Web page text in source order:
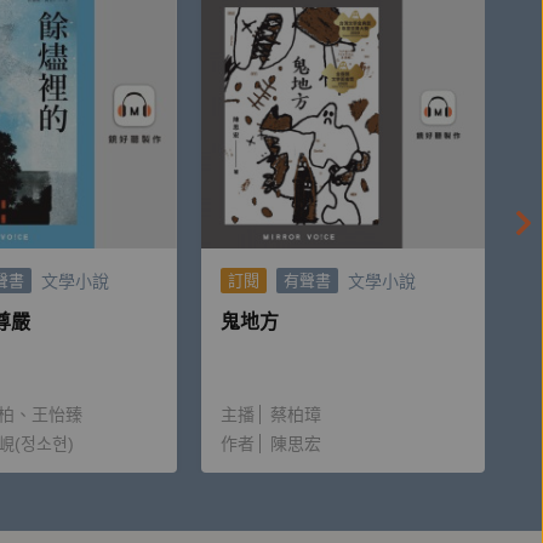
那麼不喜歡自己。」、「妳也太否定自己了
也和正在讀此書的你對談。我佩服璽恩如此誠實檢
有句話和你說：
書 文學小說
嚴
王怡臻
(정소현)
訂閱 有聲書 文學小說
鬼地方
主播
蔡柏璋
作者
陳思宏